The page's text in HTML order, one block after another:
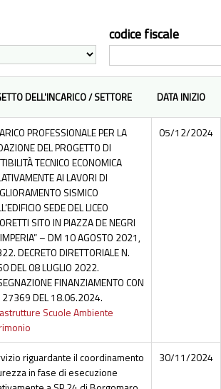
codice fiscale
DELL'INCARICO / SETTORE DATA INIZIO
PROFESSIONALE PER LA
DEL PROGETTO DI
TECNICO ECONOMICA
AI LAVORI DI
SISMICO
SEDE DEL LICEO
SITO IN PIAZZA DE NEGRI
– DM 10 AGOSTO 2021,
DECRETO DIRETTORIALE N.
DEL 08 LUGLIO 2022.
FINANZIAMENTO CON
27369 DEL 18.06.2024.
Scuole Ambiente
05/12/2024
riguardante il coordinamento
in fase di esecuzione
30/11/2024